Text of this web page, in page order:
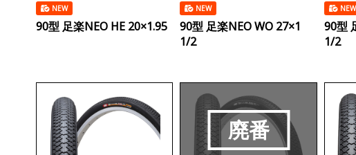
NEW
90型 足楽NEO HE 20×1.95
NEW
90型 足楽NEO WO 27×1
1/2
NEW
90型
1/2